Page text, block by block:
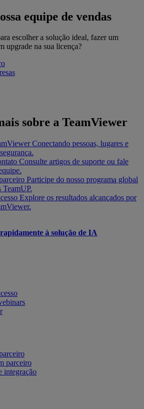
equipe de vendas
escolher a solução ideal, fazer um
upgrade na sua licença?
sobre a TeamViewer
Conectando pessoas, lugares e
Consulte artigos de suporte ou fale
Participe do nosso programa global
TeamUP.
Explore os resultados alcançados por
à solução de IA
parceiro
integração